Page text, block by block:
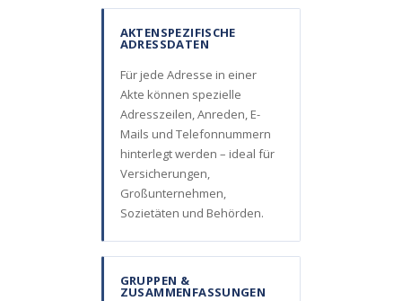
AKTENSPEZIFISCHE
ADRESSDATEN
Für jede Adresse in einer
Akte können spezielle
Adresszeilen, Anreden, E-
Mails und Telefonnummern
hinterlegt werden – ideal für
Versicherungen,
Großunternehmen,
Sozietäten und Behörden.
GRUPPEN &
ZUSAMMENFASSUNGEN